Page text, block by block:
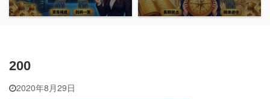
200
2020年8月29日